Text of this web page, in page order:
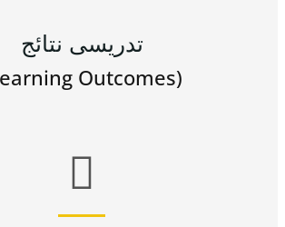
تدریسی نتائج
Outcomes)
